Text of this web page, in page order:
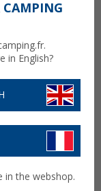
CAMPING
in English?
in the webshop.